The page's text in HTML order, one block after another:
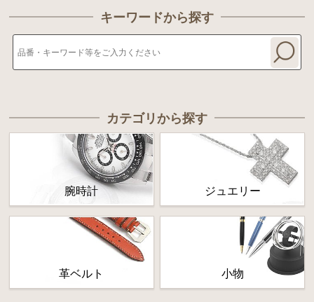
キーワードから探す
カテゴリから探す
腕時計 ジュエリー
革ベルト 小物